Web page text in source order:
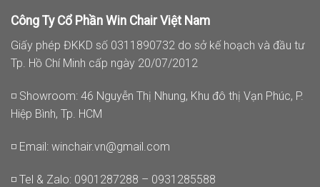
Công Ty Cổ Phần Win Chair Việt Nam
Giấy phép ĐKKD số 0311890732 do sở kế hoạch và đầu tư
Tp. Hồ Chí Minh cấp ngày 20/07/2012
◽ Showroom: 46 Nguyễn Thị Nhung, Khu đô thị Vạn Phúc, P.
Hiệp Bình, Tp. HCM
◽ Email: winchair.vn@gmail.com
◽ Tel & Zalo: 0901287288 – 0931285588